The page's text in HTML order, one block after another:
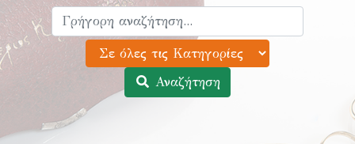
Αναζήτηση